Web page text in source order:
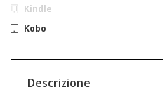
Kindle
Kobo
Descrizione